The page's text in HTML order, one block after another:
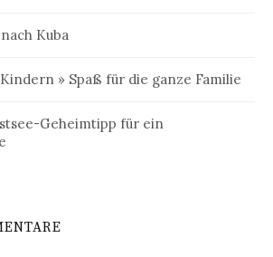
Kuba
» Spaß für die ganze Familie
Geheimtipp für ein